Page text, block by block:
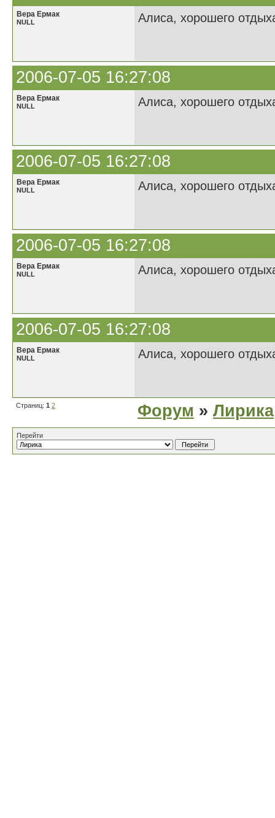
Вера Ермак
NULL Алиса, хорошего
2006-07-05 16:27:08
Вера Ермак
NULL Алиса, хорошего
2006-07-05 16:27:08
Вера Ермак
NULL Алиса, хорошего
2006-07-05 16:27:08
Вера Ермак
NULL Алиса, хорошего
2006-07-05 16:27:08
Вера Ермак
NULL Алиса, хорошего
Страниц: 1 2 Форум » Лирика
Перейти